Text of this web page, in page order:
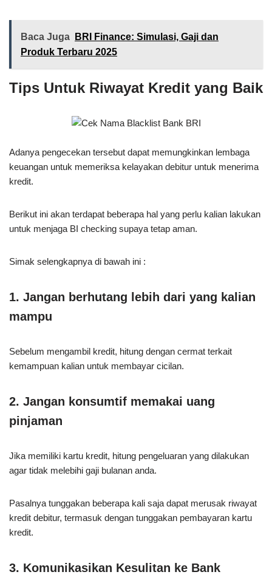
Baca Juga
BRI Finance: Simulasi, Gaji dan
Produk Terbaru 2025
Tips Untuk Riwayat Kredit yang Baik
Adanya pengecekan tersebut dapat memungkinkan lembaga
keuangan untuk memeriksa kelayakan debitur untuk menerima
kredit.
Berikut ini akan terdapat beberapa hal yang perlu kalian lakukan
untuk menjaga BI checking supaya tetap aman.
Simak selengkapnya di bawah ini :
1. Jangan berhutang lebih dari yang kalian
mampu
Sebelum mengambil kredit, hitung dengan cermat terkait
kemampuan kalian untuk membayar cicilan.
2. Jangan konsumtif memakai uang
pinjaman
Jika memiliki kartu kredit, hitung pengeluaran yang dilakukan
agar tidak melebihi gaji bulanan anda.
Pasalnya tunggakan beberapa kali saja dapat merusak riwayat
kredit debitur, termasuk dengan tunggakan pembayaran kartu
kredit.
3. Komunikasikan Kesulitan ke Bank